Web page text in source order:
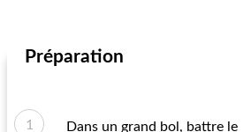
Préparation
Dans un grand bol, battre le